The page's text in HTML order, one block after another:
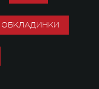
ОБКЛАДИНКИ